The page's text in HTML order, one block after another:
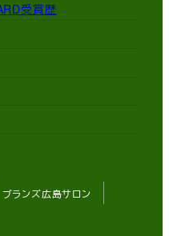
受賞歴
ブランズ広島サロン